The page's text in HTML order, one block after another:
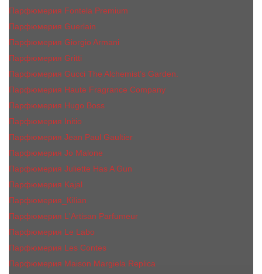
Парфюмерия Fontela Premium
Парфюмерия Guerlain
Парфюмерия Giorgio Armani
Парфюмерия Gritti
Парфюмерия Gucci The Alchemist’s Garden.
Парфюмерия Haute Fragrance Company
Парфюмерия Hugo Boss
Парфюмерия Initio
Парфюмерия Jean Paul Gaultier
Парфюмерия Jо Malоnе
Парфюмерия Juliette Has A Gun
Парфюмерия Kajal
Парфюмерия_КiIiаn
Парфюмерия L'Artisan Parfumeur
Парфюмерия Le Labo
Парфюмерия Les Contes
Парфюмерия Maison Margiela Replica